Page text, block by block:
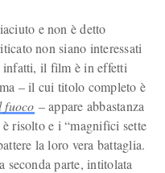
e non è detto
non siano interessati
infatti, il film è in effetti
– il cui titolo completo è
fuoco – appare abbastanza
risolto e i “magnifici sette
la loro vera battaglia.
seconda parte, intitolata